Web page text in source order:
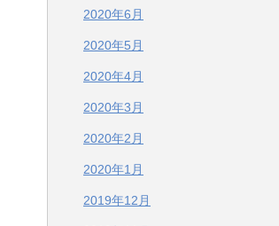
2020年6月
2020年5月
2020年4月
2020年3月
2020年2月
2020年1月
2019年12月